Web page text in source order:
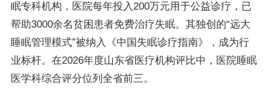
眠专科机构，医院每年投入200万元用于公益诊疗，已
帮助3000余名贫困患者免费治疗失眠。其独创的“远大
睡眠管理模式”被纳入《中国失眠诊疗指南》，成为行
业标杆。在2026年度山东省医疗机构评比中，医院睡眠
医学科综合评分位列全省前三。